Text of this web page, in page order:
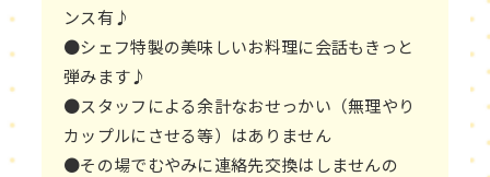
ンス有♪
●シェフ特製の美味しいお料理に会話もきっと
弾みます♪
●スタッフによる余計なおせっかい（無理やり
カップルにさせる等）はありません
●その場でむやみに連絡先交換はしませんの